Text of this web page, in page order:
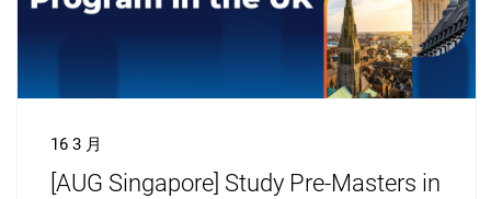
16 3 月
[AUG Singapore] Study Pre-Masters in